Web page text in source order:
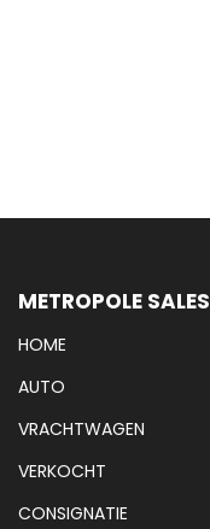
METROPOLE SALES
HOME
AUTO
VRACHTWAGEN
VERKOCHT
CONSIGNATIE